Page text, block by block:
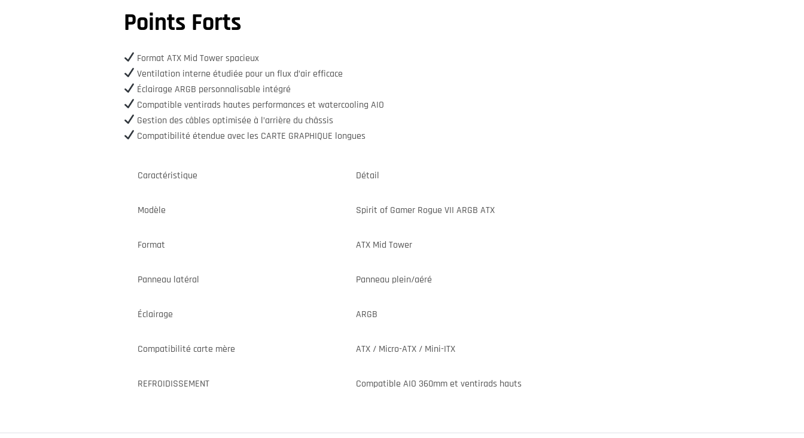
Points Forts
Format ATX Mid Tower spacieux
Ventilation interne étudiée pour un flux d’air efficace
Éclairage ARGB personnalisable intégré
Compatible ventirads hautes performances et watercooling AIO
Gestion des câbles optimisée à l’arrière du châssis
Compatibilité étendue avec les CARTE GRAPHIQUE longues
Caractéristique Détail
Modèle Spirit of Gamer Rogue VII ARGB ATX
Format ATX Mid Tower
Panneau latéral Panneau plein/aéré
Éclairage ARGB
Compatibilité carte mère ATX / Micro-ATX / Mini-ITX
REFROIDISSEMENT Compatible AIO 360mm et ventirads hauts